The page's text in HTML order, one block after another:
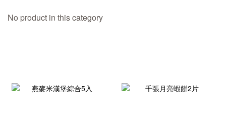
No product in this category